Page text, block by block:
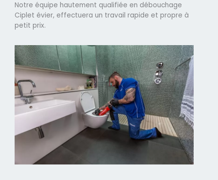
Notre équipe hautement qualifiée en débouchage
Ciplet évier, effectuera un travail rapide et propre à
petit prix.